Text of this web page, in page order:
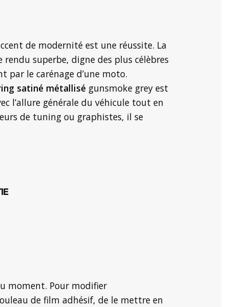
de modernité est une réussite. La
superbe, digne des plus célèbres
par le carénage d’une moto.
satiné métallisé gunsmoke grey est
l’allure générale du véhicule tout en
de tuning ou graphistes, il se
moment. Pour modifier
de film adhésif, de le mettre en